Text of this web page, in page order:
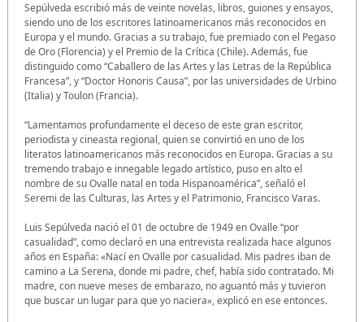
Sepúlveda escribió más de veinte novelas, libros, guiones y ensayos,
siendo uno de los escritores latinoamericanos más reconocidos en
Europa y el mundo. Gracias a su trabajo, fue premiado con el Pegaso
de Oro (Florencia) y el Premio de la Crítica (Chile). Además, fue
distinguido como “Caballero de las Artes y las Letras de la República
Francesa”, y “Doctor Honoris Causa”, por las universidades de Urbino
(Italia) y Toulon (Francia).
“Lamentamos profundamente el deceso de este gran escritor,
periodista y cineasta regional, quien se convirtió en uno de los
literatos latinoamericanos más reconocidos en Europa. Gracias a su
tremendo trabajo e innegable legado artístico, puso en alto el
nombre de su Ovalle natal en toda Hispanoamérica”, señaló el
Seremi de las Culturas, las Artes y el Patrimonio, Francisco Varas.
Luis Sepúlveda nació el 01 de octubre de 1949 en Ovalle “por
casualidad”, como declaró en una entrevista realizada hace algunos
años en España: «Nací en Ovalle por casualidad. Mis padres iban de
camino a La Serena, donde mi padre, chef, había sido contratado. Mi
madre, con nueve meses de embarazo, no aguantó más y tuvieron
que buscar un lugar para que yo naciera», explicó en ese entonces.